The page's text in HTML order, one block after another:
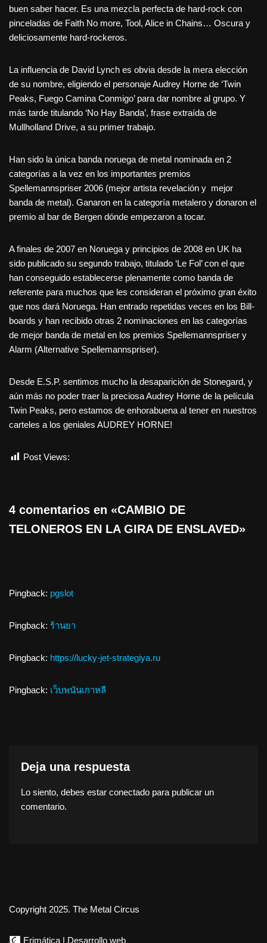
buen saber hacer. Es una mezcla perfecta de hard-rock con
pinceladas de Faith No more, Tool, Alice in Chains… Oscura y
deliciosamente hard-rockeros.
La influencia de David Lynch es obvia desde la mera elección
de su nombre, eligiendo el personaje Audrey Horne de ‘Twin
Peaks, Fuego Camina Conmigo’ para dar nombre al grupo. Y
más tarde titulando ‘No Hay Banda’, frase extraída de
Mullholland Drive, a su primer trabajo.
Han sido la única banda noruega de metal nominada en 2
categorías a la vez en los importantes premios
Spellemannspriser 2006 (mejor artista revelación y mejor
banda de metal). Ganaron en la categoría metalero y donaron el
premio al bar de Bergen dónde empezaron a tocar.
A finales de 2007 en Noruega y principios de 2008 en UK ha
sido publicado su segundo trabajo, titulado ‘Le Fol’ con el que
han conseguido establecerse plenamente como banda de
referente para muchos que les consideran el próximo gran éxito
que nos dará Noruega. Han entrado repetidas veces en los Bill-
boards y han recibido otras 2 nominaciones en las categorías
de mejor banda de metal en los premios Spellemannspriser y
Alarm (Alternative Spellemannspriser).
Desde E.S.P. sentimos mucho la desaparición de Stonegard, y
aún más no poder traer la preciosa Audrey Horne de la película
Twin Peaks, pero estamos de enhorabuena al tener en nuestros
carteles a los geniales AUDREY HORNE!
Post Views:
4 comentarios en «CAMBIO DE
TELONEROS EN LA GIRA DE ENSLAVED»
Pingback: pgslot
Pingback: ร้านยา
Pingback: https://lucky-jet-strategiya.ru
Pingback: เว็บพนันเกาหลี
Deja una respuesta
Lo siento, debes estar conectado para publicar un
comentario.
Copyright 2025. The Metal Circus
Erimática | Desarrollo web